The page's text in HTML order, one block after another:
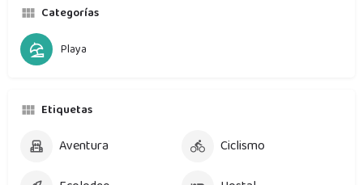
Categorías
Playa
Etiquetas
Aventura
Ciclismo